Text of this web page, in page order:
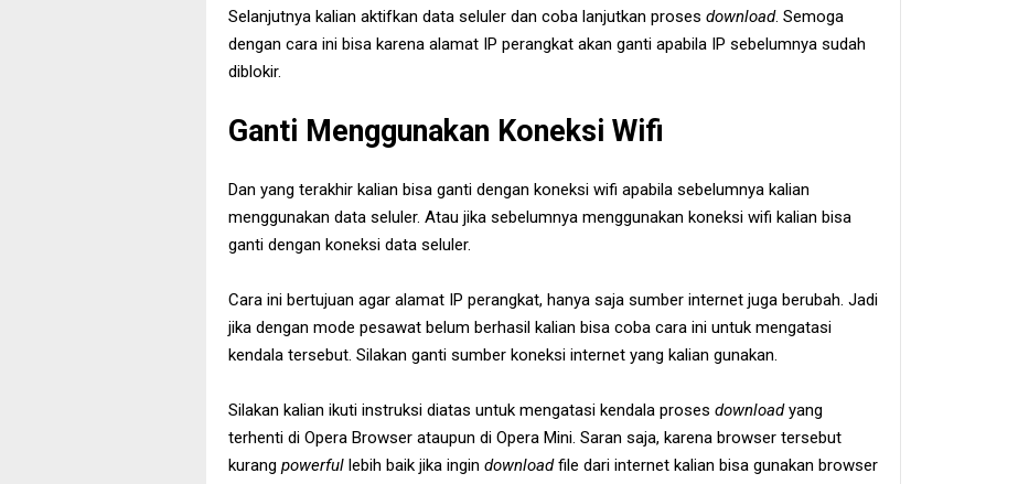
Selanjutnya kalian aktifkan data seluler dan coba lanjutkan proses download. Semoga
dengan cara ini bisa karena alamat IP perangkat akan ganti apabila IP sebelumnya sudah
diblokir.
Ganti Menggunakan Koneksi Wifi
Dan yang terakhir kalian bisa ganti dengan koneksi wifi apabila sebelumnya kalian
menggunakan data seluler. Atau jika sebelumnya menggunakan koneksi wifi kalian bisa
ganti dengan koneksi data seluler.
Cara ini bertujuan agar alamat IP perangkat, hanya saja sumber internet juga berubah. Jadi
jika dengan mode pesawat belum berhasil kalian bisa coba cara ini untuk mengatasi
kendala tersebut. Silakan ganti sumber koneksi internet yang kalian gunakan.
Silakan kalian ikuti instruksi diatas untuk mengatasi kendala proses downloadyang
terhenti di Opera Browser ataupun di Opera Mini. Saran saja, karena browser tersebut
kurang powerful lebih baik jika ingin downloadfile dari internet kalian bisa gunakan browser